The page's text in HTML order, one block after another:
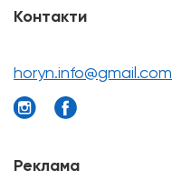
Контакти
horyn.info@gmail.com
Реклама